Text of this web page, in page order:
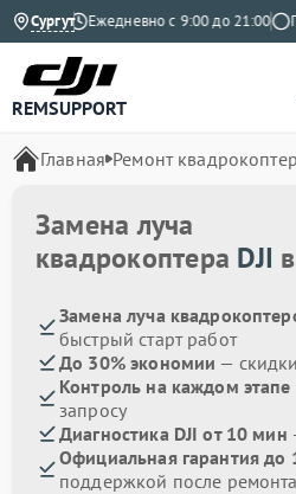
СургутЕжедневно с 9:00 до 21:00
REMSUPPORT
Главная Ремонт
Замена луча
квадрокоптера DJI
Замена луча
быстрый старт работ
До 30% экономии —
Контроль на каждом этапе
запросу
Диагностика DJI от 10 мин
Официальная гарантия до
поддержкой после ремонта